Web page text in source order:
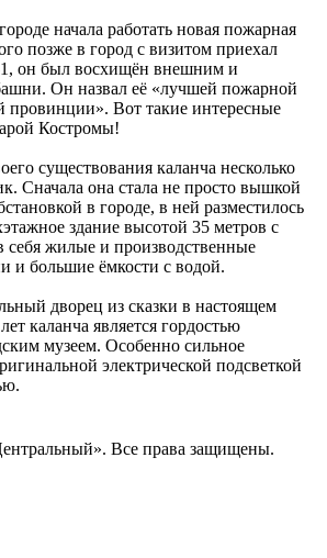
начала работать новая пожарная
позже в город с визитом приехал
он был восхищён внешним и
Он назвал её «лучшей пожарной
провинции». Вот такие интересные
Костромы!
существования каланча несколько
Сначала она стала не просто вышкой
в городе, в ней разместилось
здание высотой 35 метров с
себя жилые и производственные
большие ёмкости с водой.
дворец из сказки в настоящем
каланча является гордостью
музеем. Особенно сильное
электрической подсветкой
Все права защищены.